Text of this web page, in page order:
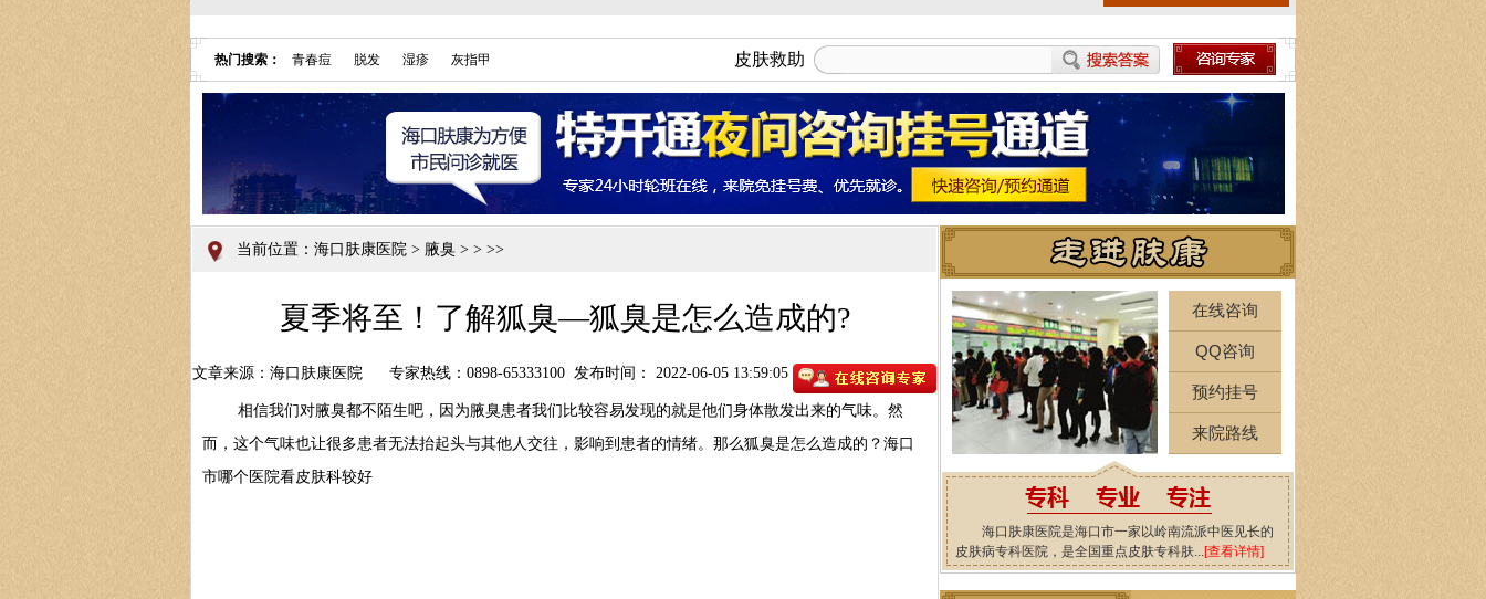
皮肤救助
热门搜索： 青春痘 脱发 湿疹 灰指甲
当前位置： 海口肤康医院 > 腋臭 > > >>
夏季将至！了解狐臭—狐臭是怎么造成的?
文章来源：海口肤康医院 专家热线：0898-65333100 发布时间： 2022-06-05 13:59:05
相信我们对腋臭都不陌生吧，因为腋臭患者我们比较容易发现的就是他们身体散发出来的气味。然
而，这个气味也让很多患者无法抬起头与其他人交往，影响到患者的情绪。那么狐臭是怎么造成的？海口
市哪个医院看皮肤科较好
在线咨询
QQ咨询
预约挂号
来院路线
海口肤康医院是海口市一家以岭南流派中医见长的
皮肤病专科医院，是全国重点皮肤专科肤...[查看详情]